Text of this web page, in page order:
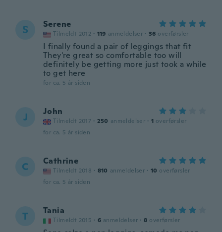
S Serene
Tilmeldt 2012 · 119 anmeldelser · 36 overførsler
I finally found a pair of leggings that fit
They're great so comfortable too will
definitely be getting more just took a while
to get here
for ca. 5 år siden
J John
Tilmeldt 2017 · 250 anmeldelser · 1 overførsler
for ca. 5 år siden
C Cathrine
Tilmeldt 2018 · 810 anmeldelser · 10 overførsler
for ca. 5 år siden
T Tania
Tilmeldt 2015 · 6 anmeldelser · 8 overførsler